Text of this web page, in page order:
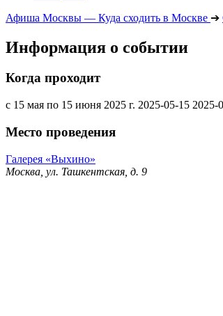
Афиша Москвы — Куда сходить в Москве ➔
Информация о событии
Когда проходит
с 15 мая по 15 июня 2025 г. 2025-05-15 2025-
Место проведения
Галерея «Выхино»
Москва, ул. Ташкентская, д. 9